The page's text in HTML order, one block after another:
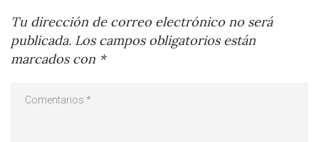
Tu dirección de correo electrónico no será
publicada. Los campos obligatorios están
marcados con *